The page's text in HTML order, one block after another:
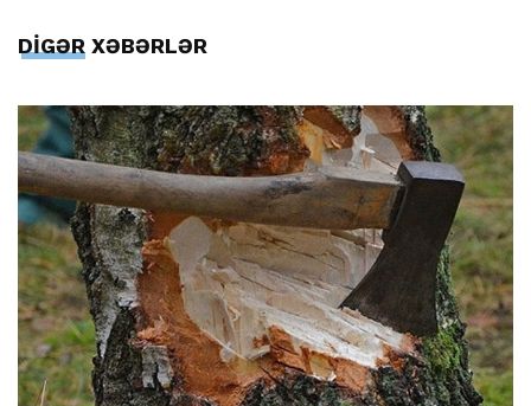
DİGƏR XƏBƏRLƏR